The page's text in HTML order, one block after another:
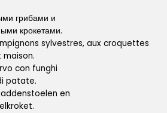
грибами и
крокетами.
sylvestres, aux croquettes
con funghi
patate.
en